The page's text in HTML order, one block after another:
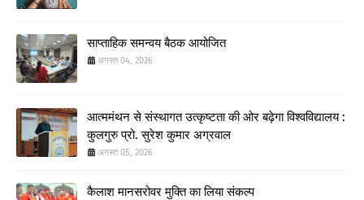
साप्ताहिक समन्वय बैठक आयोजित
अगस्त 04, 2026
आत्ममंथन से संस्थागत उत्कृष्टता की ओर बढ़ेगा विश्वविद्यालय :
कुलगुरु प्रो. सुरेश कुमार अग्रवाल
अगस्त 05, 2026
कैलाश मानसरोवर मुक्ति का लिया संकल्प